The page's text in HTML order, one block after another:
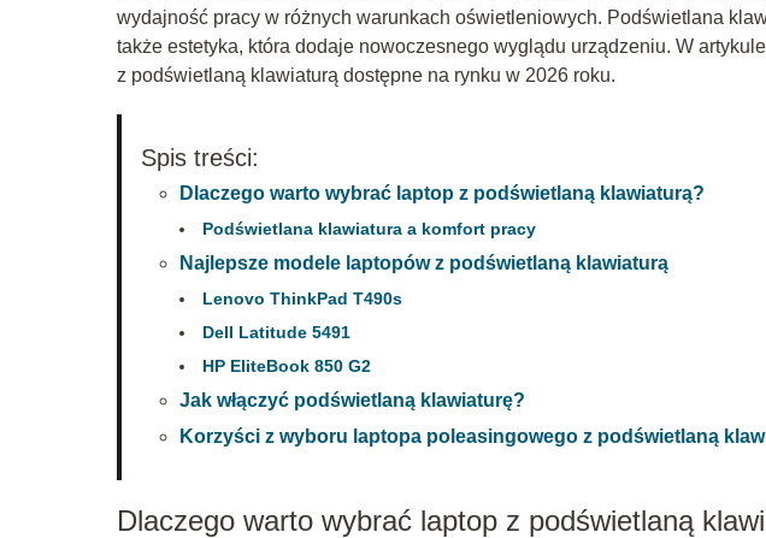
wydajność pracy w różnych warunkach oświetleniowych. Podświetlana
także estetyka, która dodaje nowoczesnego wyglądu urządzeniu. W
z podświetlaną klawiaturą dostępne na rynku w 2026 roku.
Spis treści:
Dlaczego warto wybrać laptop z podświetlaną klawiaturą?
Podświetlana klawiatura a komfort pracy
Najlepsze modele laptopów z podświetlaną klawiaturą
Lenovo ThinkPad T490s
Dell Latitude 5491
HP EliteBook 850 G2
Jak włączyć podświetlaną klawiaturę?
Korzyści z wyboru laptopa poleasingowego z podświetlaną
Dlaczego warto wybrać laptop z podświetlaną